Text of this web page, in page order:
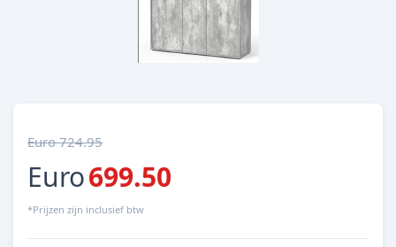
Euro 724.95
Euro699.50
*Prijzen zijn inclusief btw